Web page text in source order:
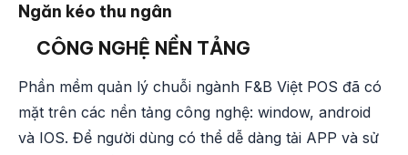
Ngăn kéo thu ngân
CÔNG NGHỆ NỀN TẢNG
Phần mềm quản lý chuỗi ngành F&B Việt POS đã có
mặt trên các nền tảng công nghệ: window, android
và IOS. Để người dùng có thể dễ dàng tải APP và sử